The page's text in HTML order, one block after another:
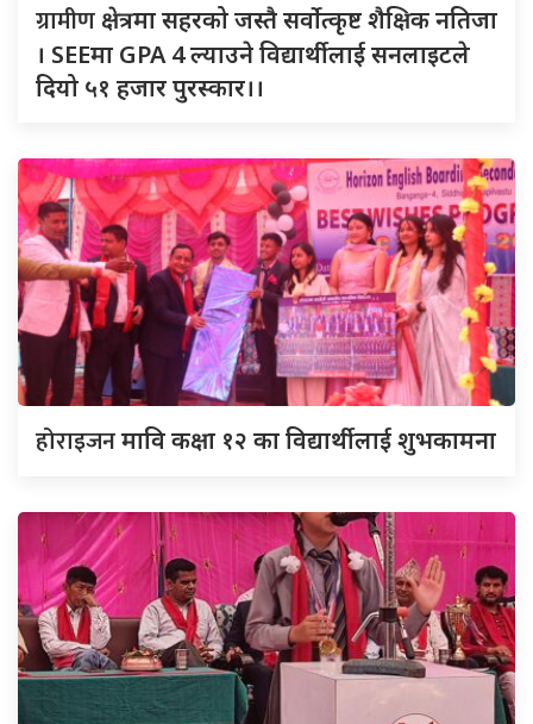
ग्रामीण क्षेत्रमा सहरको जस्तै सर्वोत्कृष्ट शैक्षिक नतिजा
। SEEमा GPA 4 ल्याउने विद्यार्थीलाई सनलाइटले
दियो ५१ हजार पुरस्कार।।
होराइजनमावि कक्षा १२ का विद्यार्थीलाई शुभकामना